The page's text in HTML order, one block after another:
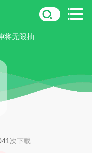
将无限抽
次下载